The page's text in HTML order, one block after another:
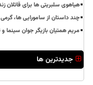
هیاهوی سلبریتی ها برای قاتلان
چند داستان از سامورایی ها،
مریم همتیان بازیگر جوان سینما
جدیدترین ها